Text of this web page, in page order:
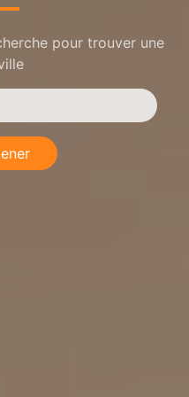
pour trouver une